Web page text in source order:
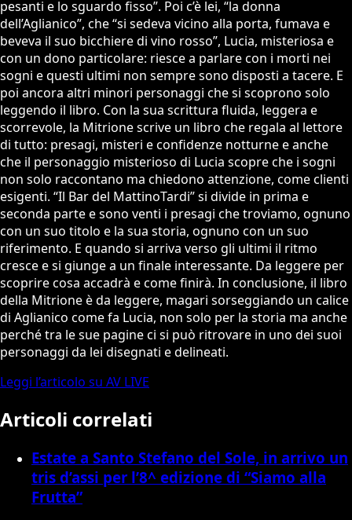
pesanti e lo sguardo fisso”. Poi c’è lei, “la donna
dell’Aglianico”, che “si sedeva vicino alla porta, fumava e
beveva il suo bicchiere di vino rosso”, Lucia, misteriosa e
con un dono particolare: riesce a parlare con i morti nei
sogni e questi ultimi non sempre sono disposti a tacere. E
poi ancora altri minori personaggi che si scoprono solo
leggendo il libro. Con la sua scrittura fluida, leggera e
scorrevole, la Mitrione scrive un libro che regala al lettore
di tutto: presagi, misteri e confidenze notturne e anche
che il personaggio misterioso di Lucia scopre che i sogni
non solo raccontano ma chiedono attenzione, come clienti
esigenti. “Il Bar del MattinoTardi” si divide in prima e
seconda parte e sono venti i presagi che troviamo, ognuno
con un suo titolo e la sua storia, ognuno con un suo
riferimento. E quando si arriva verso gli ultimi il ritmo
cresce e si giunge a un finale interessante. Da leggere per
scoprire cosa accadrà e come finirà. In conclusione, il libro
della Mitrione è da leggere, magari sorseggiando un calice
di Aglianico come fa Lucia, non solo per la storia ma anche
perché tra le sue pagine ci si può ritrovare in uno dei suoi
personaggi da lei disegnati e delineati.
Leggi l’articolo su AV LIVE
Articoli correlati
Estate a Santo Stefano del Sole, in arrivo un
tris d’assi per l’8^ edizione di “Siamo alla
Frutta”